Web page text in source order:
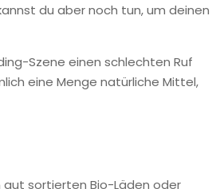
du aber noch tun, um deinen
Szene einen schlechten Ruf
eine Menge natürliche Mittel,
gut sortierten Bio-Läden oder